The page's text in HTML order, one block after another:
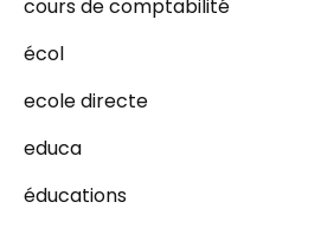
cours de comptabilité
écol
ecole directe
educa
éducations